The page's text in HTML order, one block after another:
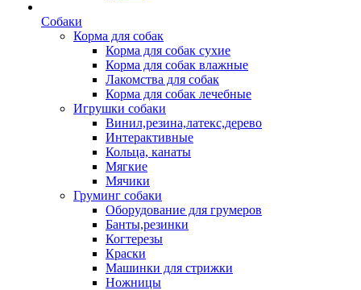
Собаки
Корма для собак
Корма для собак сухие
Корма для собак влажные
Лакомства для собак
Корма для собак лечебные
Игрушки собаки
Винил,резина,латекс,дерево
Интерактивные
Кольца, канаты
Мягкие
Мячики
Груминг собаки
Оборудование для грумеров
Банты,резинки
Когтерезы
Краски
Машинки для стрижки
Ножницы